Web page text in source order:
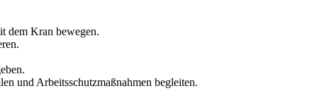
dem Kran bewegen.
und Arbeitsschutzmaßnahmen begleiten.